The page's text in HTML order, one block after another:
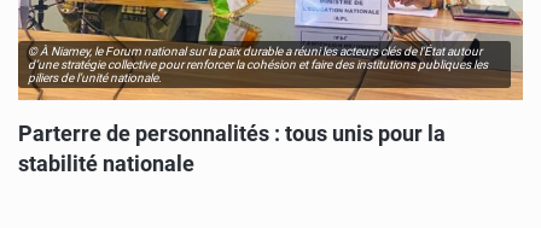
© À Niamey, le Forum national sur la paix durable a réuni les acteurs clés de l’État autour
d’une stratégie collective pour renforcer la cohésion et faire des institutions publiques les
piliers de l’unité nationale.
Parterre de personnalités : tous unis pour la
stabilité nationale